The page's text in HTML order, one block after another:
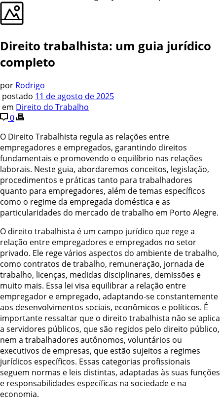
Direito trabalhista: um guia jurídico
completo
por Rodrigo
postado 11 de agosto de 2025
em Direito do Trabalho
0
O Direito Trabalhista regula as relações entre
empregadores e empregados, garantindo direitos
fundamentais e promovendo o equilíbrio nas relações
laborais. Neste guia, abordaremos conceitos, legislação,
procedimentos e práticas tanto para trabalhadores
quanto para empregadores, além de temas específicos
como o regime da empregada doméstica e as
particularidades do mercado de trabalho em Porto Alegre.
O direito trabalhista é um campo jurídico que rege a
relação entre empregadores e empregados no setor
privado. Ele rege vários aspectos do ambiente de trabalho,
como contratos de trabalho, remuneração, jornada de
trabalho, licenças, medidas disciplinares, demissões e
muito mais. Essa lei visa equilibrar a relação entre
empregador e empregado, adaptando-se constantemente
aos desenvolvimentos sociais, econômicos e políticos. É
importante ressaltar que o direito trabalhista não se aplica
a servidores públicos, que são regidos pelo direito público,
nem a trabalhadores autônomos, voluntários ou
executivos de empresas, que estão sujeitos a regimes
jurídicos específicos. Essas categorias profissionais
seguem normas e leis distintas, adaptadas às suas funções
e responsabilidades específicas na sociedade e na
economia.